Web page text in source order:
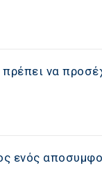
πρέπει να
ενός